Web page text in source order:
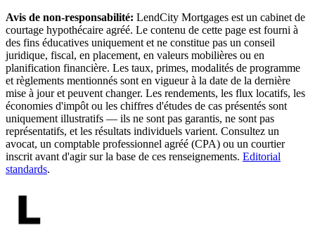
Avis de non-responsabilité: LendCity Mortgages est un cabinet de
courtage hypothécaire agréé. Le contenu de cette page est fourni à
des fins éducatives uniquement et ne constitue pas un conseil
juridique, fiscal, en placement, en valeurs mobilières ou en
planification financière. Les taux, primes, modalités de programme
et règlements mentionnés sont en vigueur à la date de la dernière
mise à jour et peuvent changer. Les rendements, les flux locatifs, les
économies d'impôt ou les chiffres d'études de cas présentés sont
uniquement illustratifs — ils ne sont pas garantis, ne sont pas
représentatifs, et les résultats individuels varient. Consultez un
avocat, un comptable professionnel agréé (CPA) ou un courtier
inscrit avant d'agir sur la base de ces renseignements. Editorial
standards.